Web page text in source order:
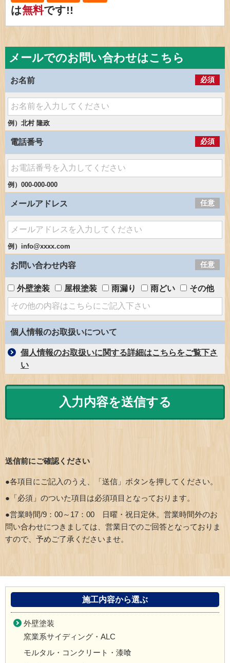
は無料です!!
メールでのお問い合わせはこちら
お名前 必須
例）北村 隆政
電話番号 必須
例）000-000-000
メールアドレス 任意
例）info@xxxx.com
お問い合わせ内容 任意
外壁塗装 屋根塗装 雨漏り 雨どい その他
個人情報のお取扱いについて
個人情報のお取扱いに関する詳細はこちらをご覧下さ
い
送信前にご確認ください
●各項目にご記入のうえ、「送信」ボタンを押してください。
●「必須」のついた項目は必須項目となっております。
●営業時間/9：00～17：00 日曜・祝日定休。営業時間外のお
問い合わせにつきましては、営業日でのご回答となっておりま
すので、予めご了承くださいませ。
施工内容から選ぶ
外壁塗装
窯業系サイディング・ALC
モルタル・コンクリート・漆喰